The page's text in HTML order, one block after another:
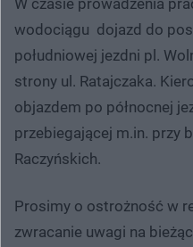
wodociągu dojazd do
południowej jezdni pl.
strony ul. Ratajczaka.
objazdem po północnej
przebiegającej m.in. przy
Raczyńskich.
Prosimy o ostrożność w
zwracanie uwagi na